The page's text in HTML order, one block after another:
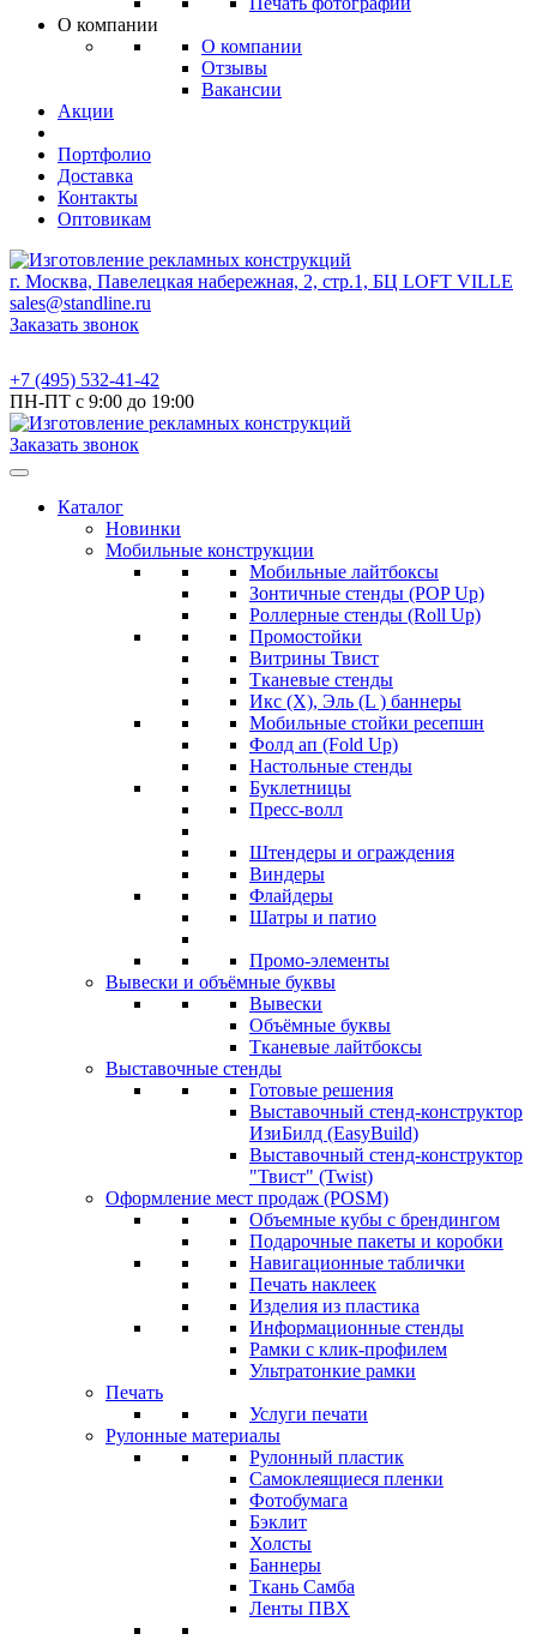
О компании
О компании
Отзывы
Вакансии
Акции
Портфолио
Доставка
Контакты
Оптовикам
г. Москва, Павелецкая набережная, 2, стр.1, БЦ LOFT VILLE
sales@standline.ru
Заказать звонок
+7 (495) 532-41-42
ПН-ПТ с 9:00 до 19:00
Заказать звонок
Каталог
Новинки
Мобильные конструкции
Мобильные лайтбоксы
Зонтичные стенды (POP Up)
Роллерные стенды (Roll Up)
Промостойки
Витрины Твист
Тканевые стенды
Икс (X), Эль (L ) баннеры
Мобильные стойки ресепшн
Фолд ап (Fold Up)
Настольные стенды
Буклетницы
Пресс-волл
Штендеры и ограждения
Виндеры
Флайдеры
Шатры и патио
Промо-элементы
Вывески и объёмные буквы
Вывески
Объёмные буквы
Тканевые лайтбоксы
Выставочные стенды
Готовые решения
Выставочный стенд-конструктор
ИзиБилд (EasyBuild)
Выставочный стенд-конструктор
"Твист" (Twist)
Оформление мест продаж (POSM)
Объемные кубы с брендингом
Подарочные пакеты и коробки
Навигационные таблички
Печать наклеек
Изделия из пластика
Информационные стенды
Рамки с клик-профилем
Ультратонкие рамки
Печать
Услуги печати
Рулонные материалы
Рулонный пластик
Самоклеящиеся пленки
Фотобумага
Бэклит
Холсты
Баннеры
Ткань Самба
Ленты ПВХ